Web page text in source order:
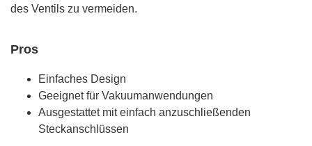
des Ventils zu vermeiden.
Pros
Einfaches Design
Geeignet für Vakuumanwendungen
Ausgestattet mit einfach anzuschließenden
Steckanschlüssen